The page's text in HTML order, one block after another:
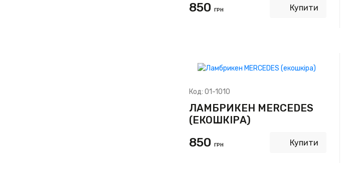
850 ГРН Купити
Код: 01-1010
ЛАМБРИКЕН MERCEDES
(ЕКОШКІРА)
850 ГРН Купити